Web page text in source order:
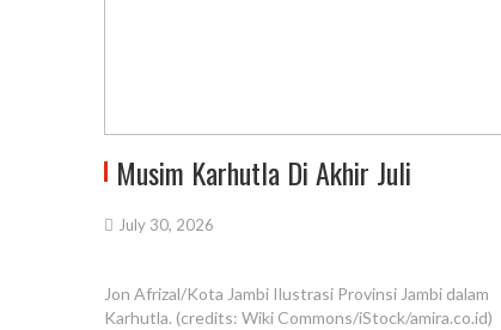
Musim Karhutla Di Akhir Juli
July 30, 2026
Jon Afrizal/Kota Jambi Ilustrasi Provinsi Jambi dalam
Karhutla. (credits: Wiki Commons/iStock/amira.co.id)